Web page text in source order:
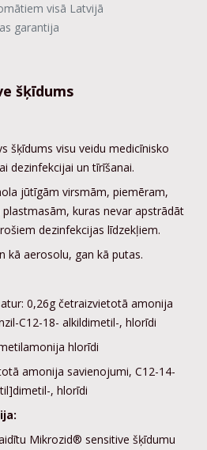
visā Latvijā
garantija
šķīdums
šķīdums visu veidu medicīnisko
dezinfekcijai un tīrīšanai.
jūtīgām virsmām, piemēram,
kuras nevar apstrādāt
dezinfekcijas līdzekļiem.
kā aerosolu, gan kā putas.
0,26g četraizvietotā amonija
C12-18- alkildimetil-, hlorīdi
hlorīdi
amonija savienojumi, C12-14-
, hlorīdi
Mikrozid® sensitive šķīdumu